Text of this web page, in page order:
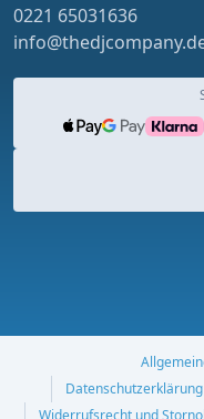
0221 65031636
Widerrufsrecht und